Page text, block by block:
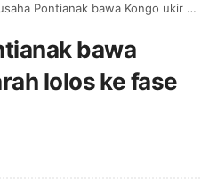
Pontianak bawa Kongo ukir sejarah lolos ke fase gugur
bawa
lolos ke fase